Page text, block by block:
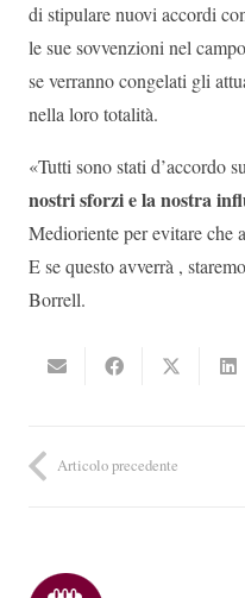
di stipulare nuovi accordi
le sue sovvenzioni nel
se verranno congelati gli
nella loro totalità.
«Tutti sono stati d’accordo
nostri sforzi e la nostra
Medioriente per evitare che
E se questo avverrà ,
Borrell.
Articolo precedente